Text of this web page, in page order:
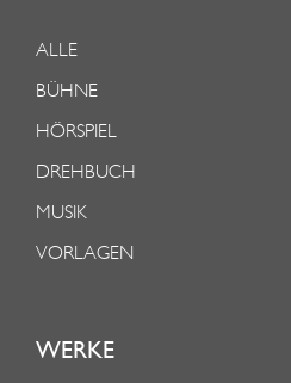
ALLE
BÜHNE
HÖRSPIEL
DREHBUCH
MUSIK
VORLAGEN
WERKE